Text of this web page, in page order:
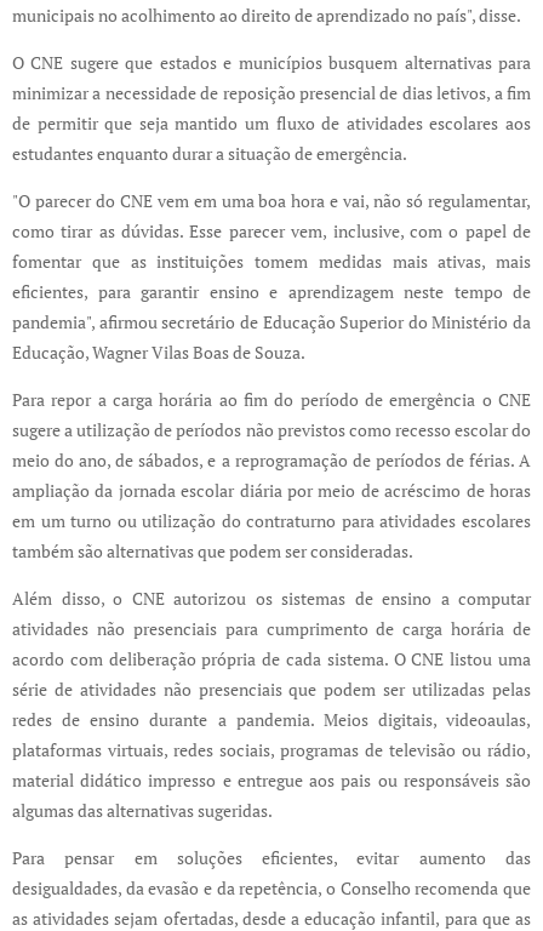
municipais no acolhimento ao direito de aprendizado no país", disse.
O CNE sugere que estados e municípios busquem alternativas para
minimizar a necessidade de reposição presencial de dias letivos, a fim
de permitir que seja mantido um fluxo de atividades escolares aos
estudantes enquanto durar a situação de emergência.
"O parecer do CNE vem em uma boa hora e vai, não só regulamentar,
como tirar as dúvidas. Esse parecer vem, inclusive, com o papel de
fomentar que as instituições tomem medidas mais ativas, mais
eficientes, para garantir ensino e aprendizagem neste tempo de
pandemia", afirmou secretário de Educação Superior do Ministério da
Educação, Wagner Vilas Boas de Souza.
Para repor a carga horária ao fim do período de emergência o CNE
sugere a utilização de períodos não previstos como recesso escolar do
meio do ano, de sábados, e a reprogramação de períodos de férias. A
ampliação da jornada escolar diária por meio de acréscimo de horas
em um turno ou utilização do contraturno para atividades escolares
também são alternativas que podem ser consideradas.
Além disso, o CNE autorizou os sistemas de ensino a computar
atividades não presenciais para cumprimento de carga horária de
acordo com deliberação própria de cada sistema. O CNE listou uma
série de atividades não presenciais que podem ser utilizadas pelas
redes de ensino durante a pandemia. Meios digitais, videoaulas,
plataformas virtuais, redes sociais, programas de televisão ou rádio,
material didático impresso e entregue aos pais ou responsáveis são
algumas das alternativas sugeridas.
Para pensar em soluções eficientes, evitar aumento das
desigualdades, da evasão e da repetência, o Conselho recomenda que
as atividades sejam ofertadas, desde a educação infantil, para que as